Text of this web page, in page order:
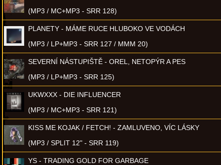
(MP3 / MC+MP3 - SRR 128)
PLANETY - MÁME RUCE HLUBOKO VE VODÁCH
(MP3 / LP+MP3 - SRR 127 / MMM 20)
SEVERNÍ NÁSTUPIŠTĚ - OREL, NETOPÝR A PES
(MP3 / LP+MP3 - SRR 125)
UKWXXX - DIE INFLUENCER
(MP3 / MC+MP3 - SRR 121)
KISS ME KOJAK / FETCH! - ZAMLUVENO, VÍC LÁSKY
(MP3 / SPLIT 12" - SRR 119)
YS - TRADING GOLD FOR GARBAGE